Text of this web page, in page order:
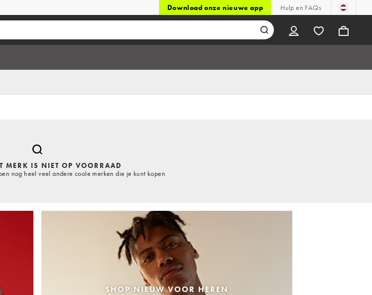
Download onze nieuwe app Hulp en FAQs
MERK IS NIET OP VOORRAAD
nog heel veel andere coole merken die je kunt kopen
SHOP NIEUW VOOR HEREN